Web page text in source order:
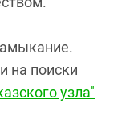
на поиски
узла"